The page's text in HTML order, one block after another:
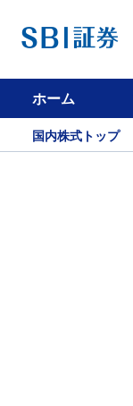
ホーム
国内株式トップ